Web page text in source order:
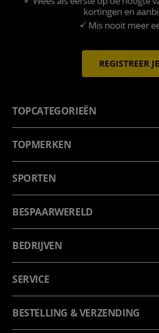
REGISTREER
TOPCATEGORIEËN
TOPMERKEN
SPORTEN
BESPAARWERELD
BEDRIJVEN
SERVICE
BESTELLING & VERZENDING